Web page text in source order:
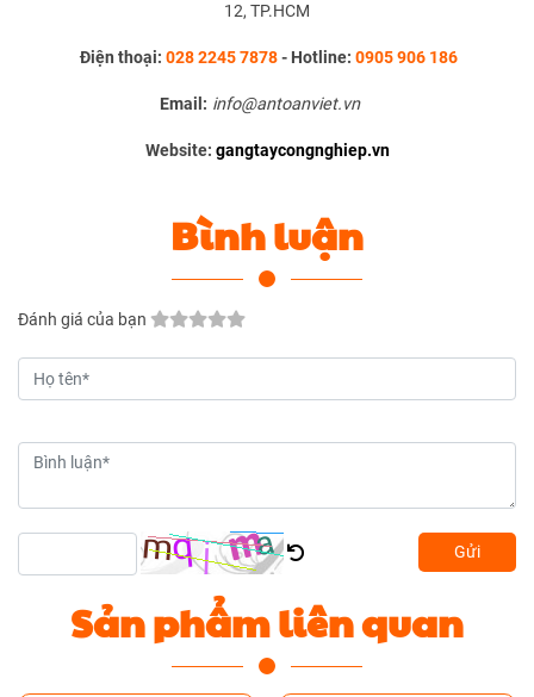
12, TP.HCM
Điện thoại: 028 2245 7878- Hotline: 0905 906 186
Email: info@antoanviet.vn
Website: gangtaycongnghiep.vn
Bình luận
Đánh giá của bạn
Gửi
Sản phẩm liên quan